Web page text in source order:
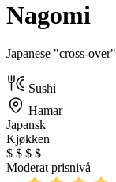
Nagomi
Japanese "cross-over"
Sushi
Hamar
Japansk
Kjøkken
$ $ $ $
Moderat prisnivå